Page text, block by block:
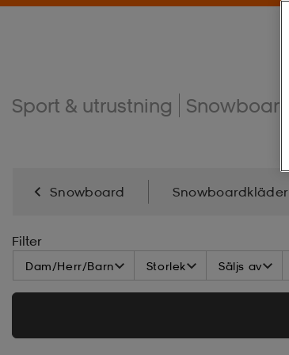
Sport & utrustning Snowboard
Snowboard Snowboardkläder
Snowboardtillbehör
Filter
Dam/Herr/Barn Storlek Säljs av